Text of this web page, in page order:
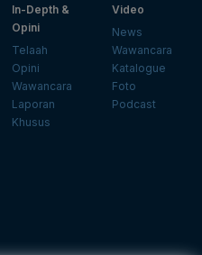
In-Depth &
Opini
Telaah
Opini
Wawancara
Laporan
Khusus
Video
News
Wawancara
Katalogue
Foto
Podcast